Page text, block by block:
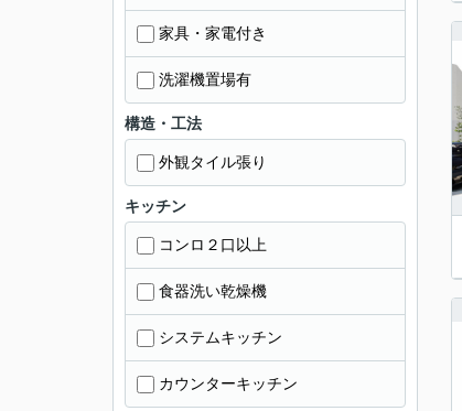
家具・家電付き
洗濯機置場有
構造・工法
外観タイル張り
キッチン
コンロ２口以上
食器洗い乾燥機
システムキッチン
カウンターキッチン